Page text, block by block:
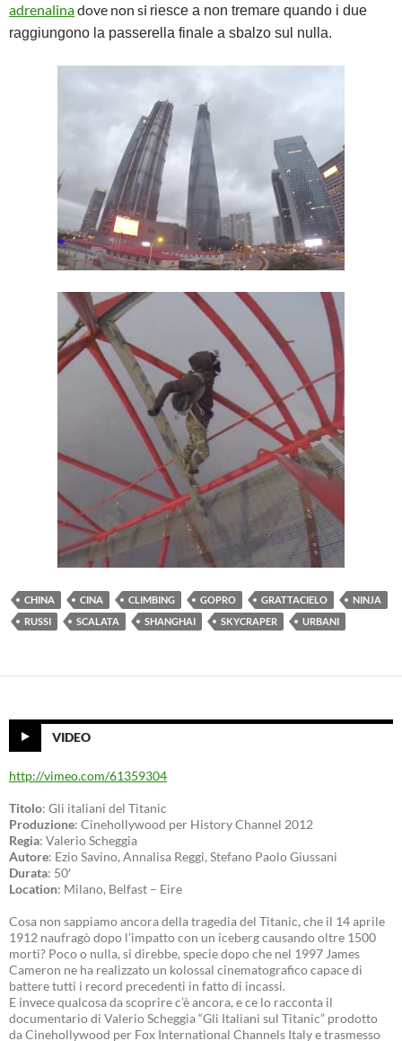
adrenalinadove non si riesce a non tremare quando i due
raggiungono la passerella finale a sbalzo sul nulla.
CHINA CINA CLIMBING GOPRO GRATTACIELO
NINJA
RUSSI
SCALATA SHANGHAI SKYCRAPER URBANI
VIDEO
http://vimeo.com/61359304
Titolo: Gli italiani del Titanic
Produzione: Cinehollywood per History Channel 2012
Regia: Valerio Scheggia
Autore: Ezio Savino, Annalisa Reggi, Stefano Paolo Giussani
Durata: 50′
Location: Milano, Belfast – Eire
Cosa non sappiamo ancora della tragedia del Titanic, che il 14 aprile
1912 naufragò dopo l’impatto con un iceberg causando oltre 1500
morti? Poco o nulla, si direbbe, specie dopo che nel 1997 James
Cameron ne ha realizzato un kolossal cinematografico capace di
battere tutti i record precedenti in fatto di incassi.
E invece qualcosa da scoprire c’è ancora, e ce lo racconta il
documentario di Valerio Scheggia “Gli Italiani sul Titanic” prodotto
da Cinehollywood per Fox International Channels Italy e trasmesso